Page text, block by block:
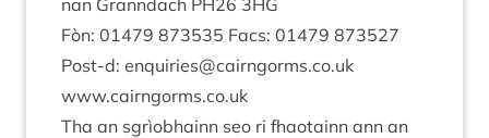
nan Granndach PH26 3HG
Fòn: 01479 873535 Facs: 01479 873527
Post‑d: enquiries@​cairngorms.​co.​uk
www​.cairngorms​.co​.uk
Tha an sgrìobhainn seo ri fhao­tainn ann an